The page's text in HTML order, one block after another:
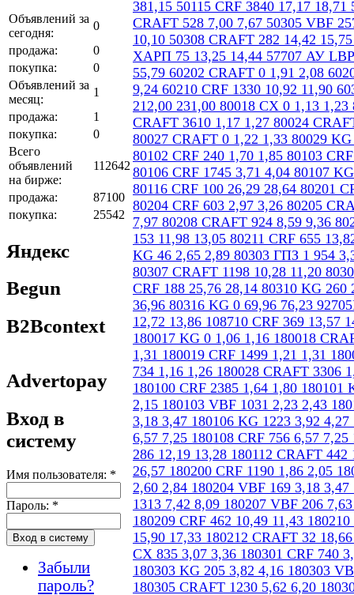
Объявлений за
сегодня:
0
продажа:
0
покупка:
0
Объявлений за
месяц:
1
продажа:
1
покупка:
0
Всего
объявлений
на бирже:
112642
продажа:
87100
покупка:
25542
Яндекс
Begun
B2Bcontext
Advertopay
Вход в
систему
Имя пользователя: *
Пароль: *
Забыли
пароль?